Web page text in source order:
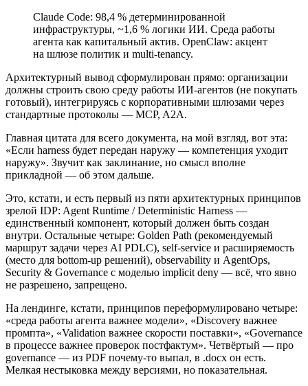
Claude Code: 98,4 % детерминированной
инфраструктуры, ~1,6 % логики ИИ. Среда работы
агента как капитальный актив. OpenClaw: акцент
на шлюзе политик и multi-tenancy.
Архитектурный вывод сформулирован прямо: организации
должны строить свою среду работы ИИ-агентов (не покупать
готовый), интегрируясь с корпоративными шлюзами через
стандартные протоколы — MCP, A2A.
Главная цитата для всего документа, на мой взгляд, вот эта:
«Если harness будет передан наружу — компетенция уходит
наружу». Звучит как заклинание, но смысл вполне
прикладной — об этом дальше.
Это, кстати, и есть первый из пяти архитектурных принципов
зрелой IDP: Agent Runtime / Deterministic Harness —
единственный компонент, который должен быть создан
внутри. Остальные четыре: Golden Path (рекомендуемый
маршрут задачи через AI PDLC), self-service и расширяемость
(место для bottom-up решений), observability и AgentOps,
Security & Governance с моделью implicit deny — всё, что явно
не разрешено, запрещено.
На лендинге, кстати, принципов переформулировано четыре:
«среда работы агента важнее модели», «Discovery важнее
промпта», «Validation важнее скорости поставки», «Governance
в процессе важнее проверок постфактум». Четвёртый — про
governance — из PDF почему-то выпал, в .docx он есть.
Мелкая нестыковка между версиями, но показательная.